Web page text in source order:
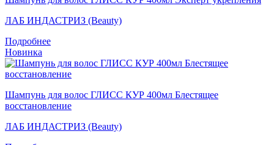
ЛАБ ИНДАСТРИЗ (Beauty)
Подробнее
Новинка
Шампунь для волос ГЛИСС КУР 400мл Блестящее
восстановление
ЛАБ ИНДАСТРИЗ (Beauty)